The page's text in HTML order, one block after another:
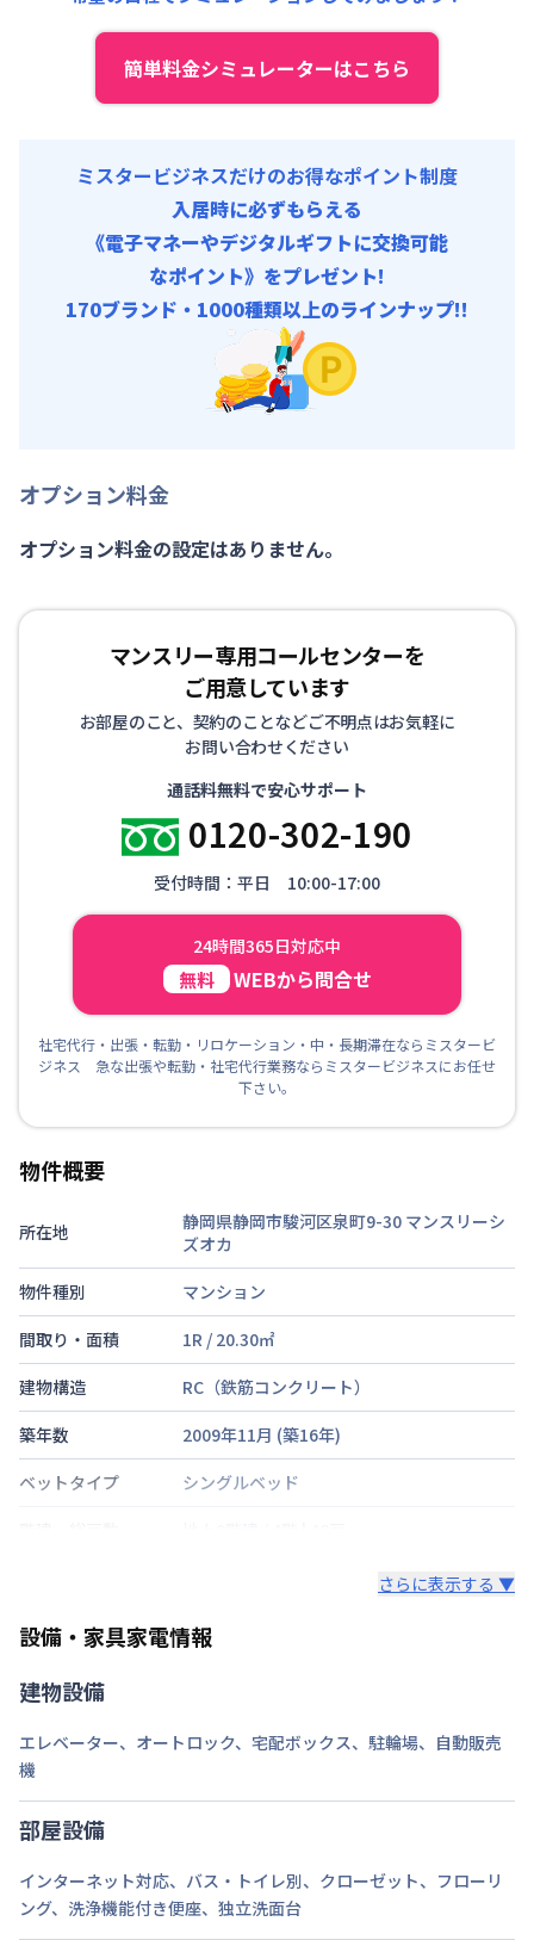
30,000円/月 (1,000円/日)
15,000円/月 (500円/日)
簡単料金シミュレーターはこちら
ミスタービジネスだけのお得なポイント制度
入居時に必ずもらえる
《電子マネーやデジタルギフトに交換可能
なポイント》をプレゼント!
170ブランド・1000種類以上のラインナップ!!
オプション料金
オプション料金の設定はありません。
マンスリー専用コールセンターを
ご用意しています
お部屋のこと、契約のことなどご不明点はお気軽に
お問い合わせください
通話料無料で安心サポート
0120-302-190
受付時間：平日 10:00-17:00
24時間365日対応中
無料 WEBから問合せ
社宅代行・出張・転勤・リロケーション・中・長期滞在ならミスタービ
ジネス 急な出張や転勤・社宅代行業務ならミスタービジネスにお任せ
下さい。
物件概要
所在地 静岡県静岡市駿河区泉町9-30 マンスリーシ
ズオカ
物件種別
マンション
間取り・面積
1R / 20.30㎡
建物構造
RC（鉄筋コンクリート）
築年数
2009年11月 (築16年)
ベットタイプ
シングルベッド
部屋の向き
定員
駐車場
情報更新日 2026年7月23日
さらに表示する ▼
設備・家具家電情報
建物設備
エレベーター、 オートロック、 宅配ボックス、 駐輪場、 自動販売
機
部屋設備
インターネット対応、 バス・トイレ別、 クローゼット、 フローリ
ング、 洗浄機能付き便座、 独立洗面台